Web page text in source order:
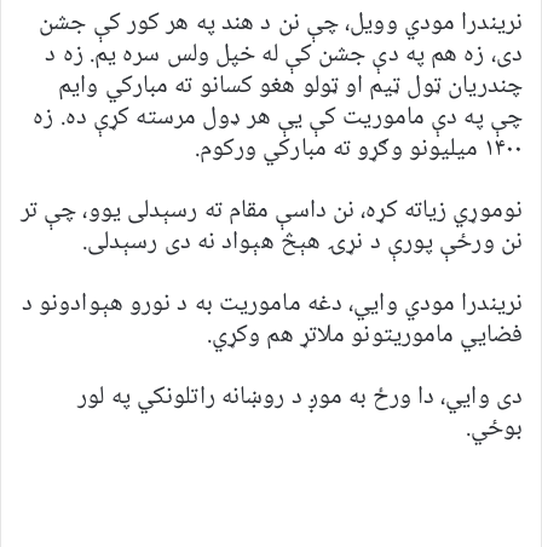
نریندرا مودي وویل، چې نن د هند په هر کور کې جشن
دی، زه هم په دې جشن کې له خپل ولس سره یم. زه د
چندریان ټول ټیم او ټولو هغو کسانو ته مبارکي وایم
چې په دې ماموریت کې یې هر ډول مرسته کړې ده. زه
۱۴۰۰ میلیونو وګړو ته مبارکي ورکوم.
نوموړي زیاته کړه، نن داسې مقام ته رسېدلی یوو، چې تر
نن ورځې پورې د نړۍ هېڅ هېواد نه دی رسېدلی.
نریندرا مودي وايي، دغه ماموریت به د نورو هېوادونو د
فضايي ماموریتونو ملاتړ هم وکړي.
دی وايي، دا ورځ به موږ د روښانه راتلونکي په لور
بوځي.